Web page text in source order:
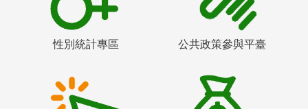
性別統計專區 公共政策參與平臺